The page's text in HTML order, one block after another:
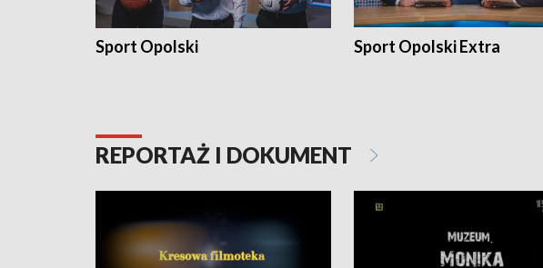
Sport Opolski Sport Opolski Extra
REPORTAŻ I DOKUMENT